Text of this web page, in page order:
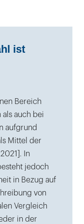
ist
Bereich
auch bei
aufgrund
Mittel der
In
jedoch
in Bezug auf
von
Vergleich
in der